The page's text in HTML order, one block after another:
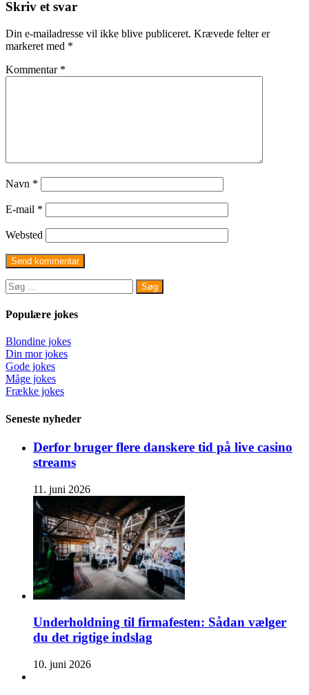
Skriv et svar
Din e-mailadresse vil ikke blive publiceret. Krævede felter er
markeret med *
Kommentar *
Navn *
E-mail *
Websted
Søg
efter:
Populære jokes
Blondine jokes
Din mor jokes
Gode jokes
Måge jokes
Frække jokes
Seneste nyheder
Derfor bruger flere danskere tid på live casino
streams
11. juni 2026
Underholdning til firmafesten: Sådan vælger
du det rigtige indslag
10. juni 2026